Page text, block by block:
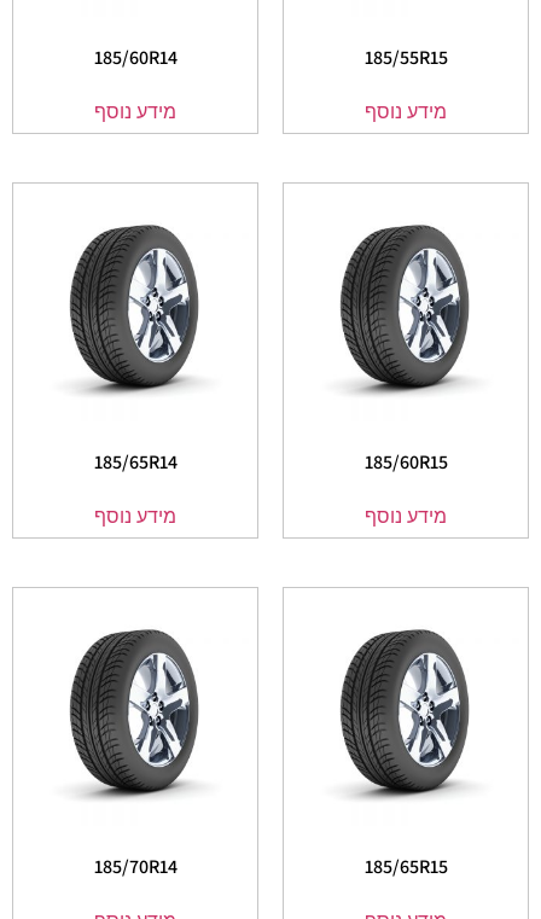
185/55R15
מידע נוסף
185/60R14
מידע נוסף
185/60R15
מידע נוסף
185/65R14
מידע נוסף
185/65R15
185/70R14